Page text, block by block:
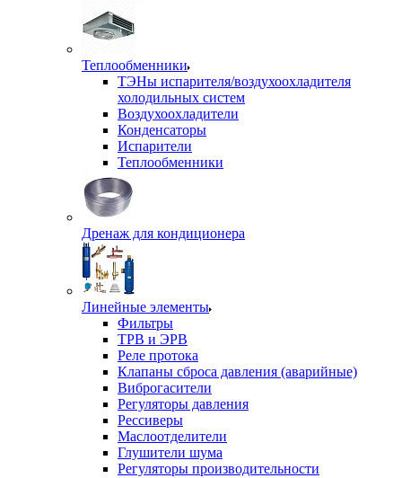
Теплообменники
ТЭНы испарителя/воздухоохладителя
холодильных систем
Воздухоохладители
Конденсаторы
Испарители
Теплообменники
Дренаж для кондиционера
Линейные элементы
Фильтры
ТРВ и ЭРВ
Реле протока
Клапаны сброса давления (аварийные)
Виброгасители
Регуляторы давления
Рессиверы
Маслоотделители
Глушители шума
Регуляторы производительности